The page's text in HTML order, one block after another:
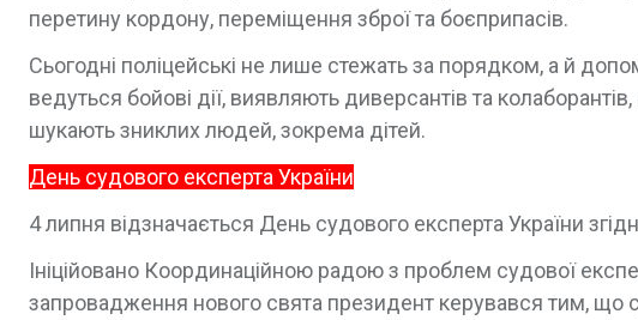
перетину кордону, переміщення зброї та боєприпасів.
Сьогодні поліцейські не лише стежать за порядком, а й
ведуться бойові дії, виявляють диверсантів та
шукають зниклих людей, зокрема дітей.
День судового експерта України
4 липня відзначається День судового експерта України
Ініційовано Координаційною радою з проблем судової
запровадження нового свята президент керувався тим, що